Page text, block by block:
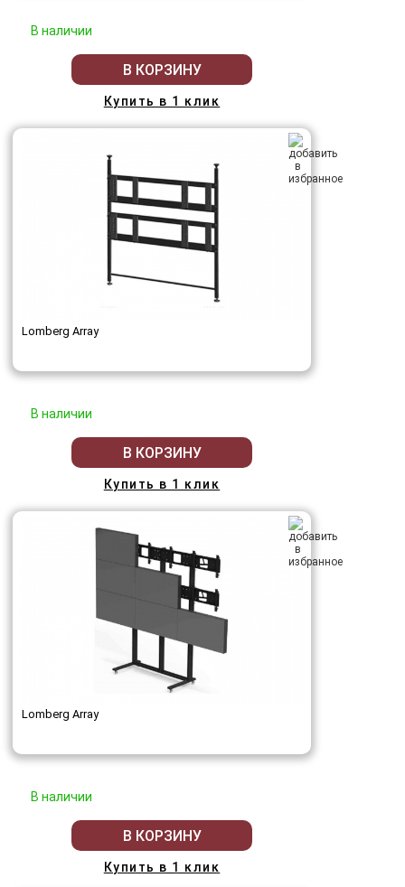
В наличии
В КОРЗИНУ
Купить в 1 клик
Lomberg Array
В наличии
В КОРЗИНУ
Купить в 1 клик
Lomberg Array
В наличии
В КОРЗИНУ
Купить в 1 клик